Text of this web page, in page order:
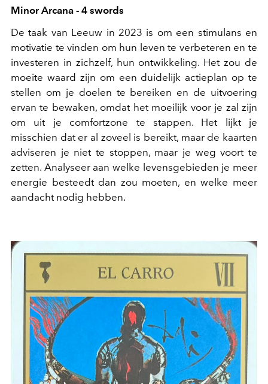
Minor Arcana - 4 swords
De taak van Leeuw in 2023 is om een stimulans en
motivatie te vinden om hun leven te verbeteren en te
investeren in zichzelf, hun ontwikkeling. Het zou de
moeite waard zijn om een duidelijk actieplan op te
stellen om je doelen te bereiken en de uitvoering
ervan te bewaken, omdat het moeilijk voor je zal zijn
om uit je comfortzone te stappen. Het lijkt je
misschien dat er al zoveel is bereikt, maar de kaarten
adviseren je niet te stoppen, maar je weg voort te
zetten. Analyseer aan welke levensgebieden je meer
energie besteedt dan zou moeten, en welke meer
aandacht nodig hebben.